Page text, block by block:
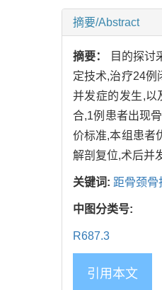
摘要/Abstract
摘要：
目的探讨
定技术,治疗24例
并发症的发生,以
合,1例患者出现
价标准,本组患者
解剖复位,术后并
关键词: 距骨颈骨
中图分类号:
R687.3
引用本文